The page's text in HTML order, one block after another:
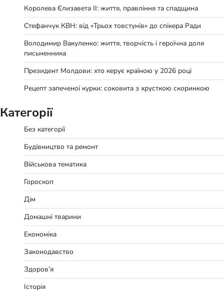
Королева Єлизавета II: життя, правління та спадщина
Стефанчук КВН: від «Трьох товстунів» до спікера Ради
Володимир Вакуленко: життя, творчість і героїчна доля
письменника
Президент Молдови: хто керує країною у 2026 році
Рецепт запеченої курки: соковита з хрусткою скоринкою
Категорії
Без категорії
Будівництво та ремонт
Військова тематика
Гороскоп
Дім
Домашні тварини
Економіка
Законодавство
Здоров’я
Історія